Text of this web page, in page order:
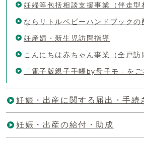
妊婦等包括相談支援事業（伴走型
ならリトルベビーハンドブックの
妊産婦・新生児訪問指導
こんにちは赤ちゃん事業（全戸訪
「電子版親子手帳by母子モ」を
妊娠・出産に関する届出・手続
妊娠・出産の給付・助成